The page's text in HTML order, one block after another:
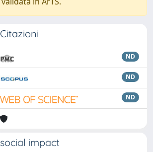
Citazioni
ND
ND
ND
social impact